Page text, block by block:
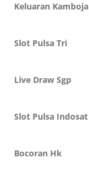
Keluaran Kamboja
Slot Pulsa Tri
Live Draw Sgp
Slot Pulsa Indosat
Bocoran Hk